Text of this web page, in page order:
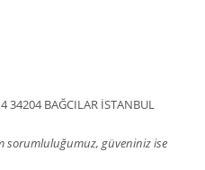
34204 BAĞCILAR İSTANBUL
sorumluluğumuz, güveniniz ise